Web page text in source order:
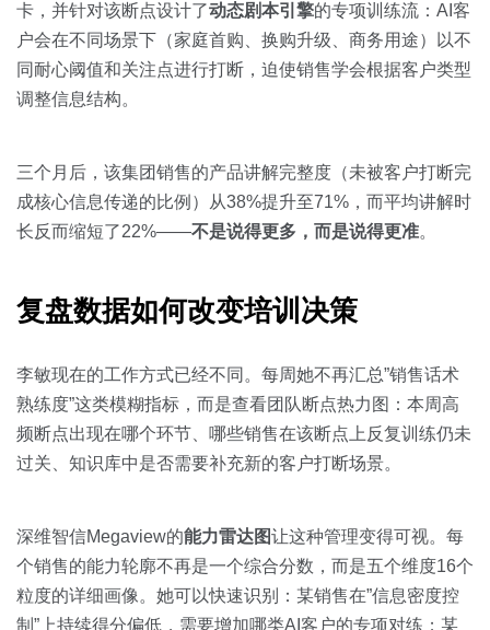
卡，并针对该断点设计了动态剧本引擎的专项训练流：AI客
户会在不同场景下（家庭首购、换购升级、商务用途）以不
同耐心阈值和关注点进行打断，迫使销售学会根据客户类型
调整信息结构。
三个月后，该集团销售的产品讲解完整度（未被客户打断完
成核心信息传递的比例）从38%提升至71%，而平均讲解时
长反而缩短了22%——不是说得更多，而是说得更准。
复盘数据如何改变培训决策
李敏现在的工作方式已经不同。每周她不再汇总”销售话术
熟练度”这类模糊指标，而是查看团队断点热力图：本周高
频断点出现在哪个环节、哪些销售在该断点上反复训练仍未
过关、知识库中是否需要补充新的客户打断场景。
深维智信Megaview的能力雷达图让这种管理变得可视。每
个销售的能力轮廓不再是一个综合分数，而是五个维度16个
粒度的详细画像。她可以快速识别：某销售在”信息密度控
制”上持续得分偏低，需要增加哪类AI客户的专项对练；某